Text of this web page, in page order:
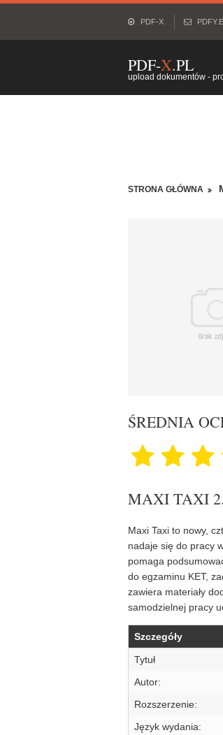
PDF-X
PDF-X.PL
upload dokumentów -
STRONA GŁÓWNA
ŚREDNIA
MAXI TAXI
Maxi Taxi to nowy,
nadaje się do pracy
pomaga
do egzaminu KET,
zawiera materiały
samodzielnej pracy
Szczegóły
Tytuł
Autor:
Rozszerzenie:
Język wydania: